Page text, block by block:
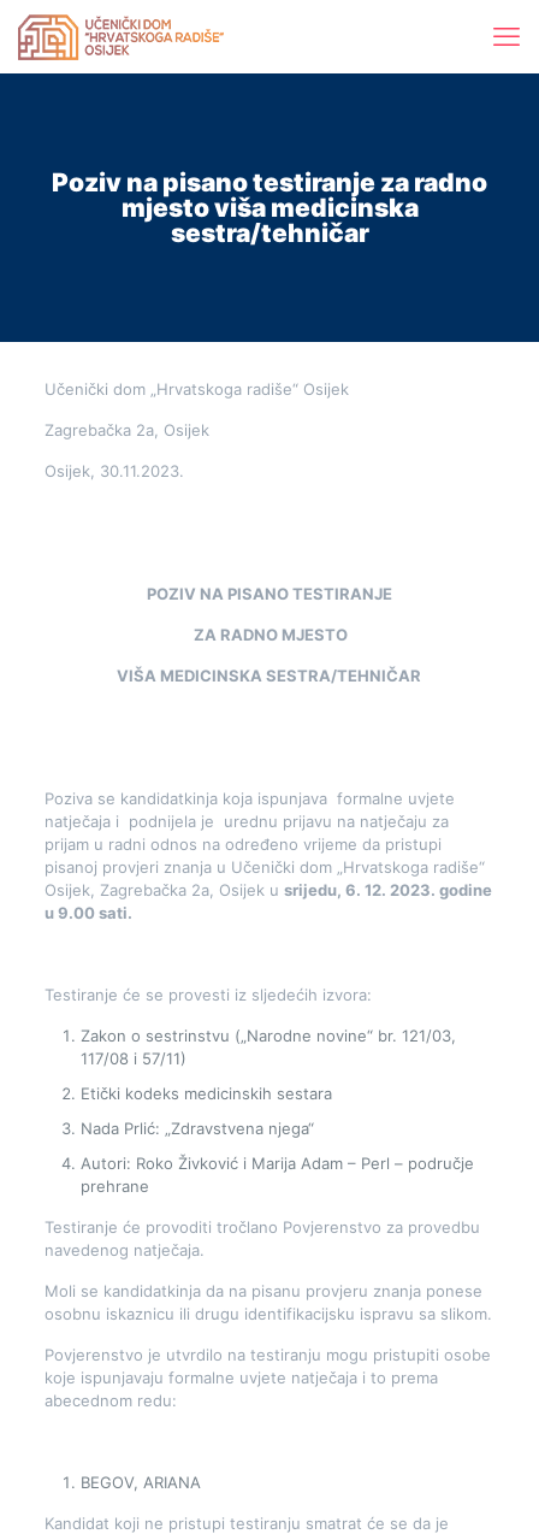
Poziv na pisano testiranje za radno
mjesto viša medicinska
sestra/tehničar
Učenički dom „Hrvatskoga radiše“ Osijek
Zagrebačka 2a, Osijek
Osijek, 30.11.2023.
POZIV NA PISANO TESTIRANJE
ZA RADNO MJESTO
VIŠA MEDICINSKA SESTRA/TEHNIČAR
Poziva se kandidatkinja koja ispunjava formalne uvjete
natječaja i podnijela je urednu prijavu na natječaju za
prijam u radni odnos na određeno vrijeme da pristupi
pisanoj provjeri znanja u Učenički dom „Hrvatskoga radiše“
Osijek, Zagrebačka 2a, Osijek u srijedu, 6. 12. 2023. godine
u 9.00 sati.
Testiranje će se provesti iz sljedećih izvora:
Zakon o sestrinstvu („Narodne novine“ br. 121/03,
117/08 i 57/11)
Etički kodeks medicinskih sestara
Nada Prlić: „Zdravstvena njega“
Autori: Roko Živković i Marija Adam – Perl – područje
prehrane
Testiranje će provoditi tročlano Povjerenstvo za provedbu
navedenog natječaja.
Moli se kandidatkinja da na pisanu provjeru znanja ponese
osobnu iskaznicu ili drugu identifikacijsku ispravu sa slikom.
Povjerenstvo je utvrdilo na testiranju mogu pristupiti osobe
koje ispunjavaju formalne uvjete natječaja i to prema
abecednom redu:
BEGOV, ARIANA
Kandidat koji ne pristupi testiranju smatrat će se da je